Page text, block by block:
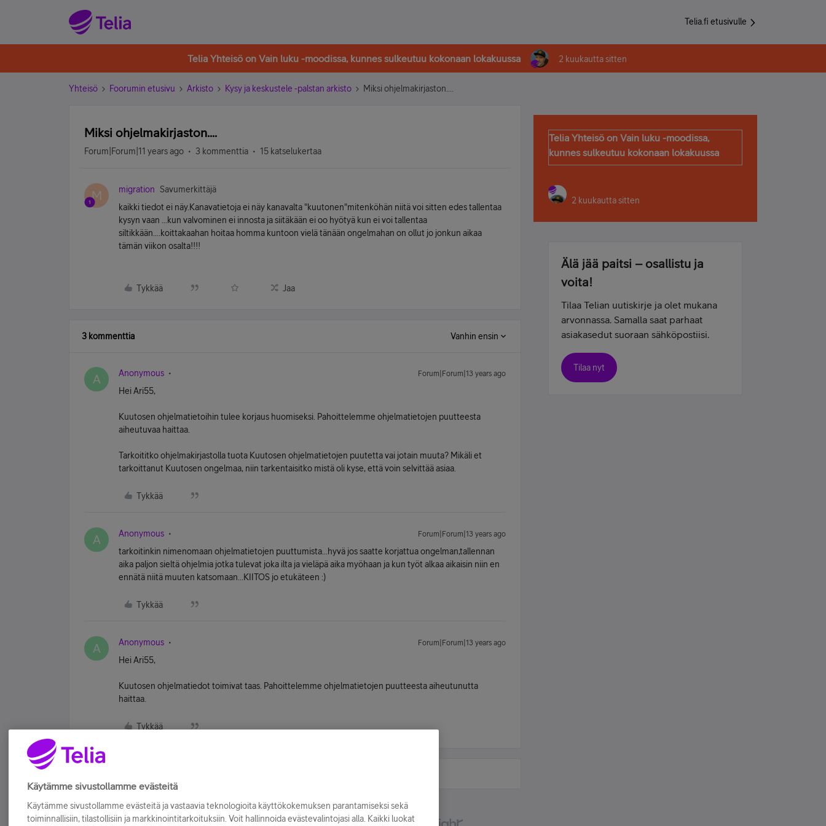
Telia.fi etusivulle
Telia Yhteisö on Vain luku -moodissa, kunnes sulkeutuu kokonaan lokakuussa 2 kuukautta sitten
Yhteisö Foorumin etusivu Arkisto Kysy ja keskustele -palstan arkisto Miksi ohjelmakirjaston....
Miksi ohjelmakirjaston....
Forum|Forum|11 years ago 3 kommenttia 15 katselukertaa
M migration
Savumerkittäjä
kaikki tiedot ei näy.Kanavatietoja ei näy kanavalta "kuutonen"mitenköhän niitä voi sitten edes tallentaa
kysyn vaan ...kun valvominen ei innosta ja siitäkään ei oo hyötyä kun ei voi tallentaa
siltikkään....koittakaahan hoitaa homma kuntoon vielä tänään ongelmahan on ollut jo jonkun aikaa
tämän viikon osalta!!!!
Tykkää Jaa
3 kommenttia Vanhin ensin
A Anonymous Forum|Forum|13 years ago
Hei Ari55,
Kuutosen ohjelmatietoihin tulee korjaus huomiseksi. Pahoittelemme ohjelmatietojen puutteesta
aiheutuvaa haittaa.
Tarkoititko ohjelmakirjastolla tuota Kuutosen ohjelmatietojen puutetta vai jotain muuta? Mikäli et
tarkoittanut Kuutosen ongelmaa, niin tarkentaisitko mistä oli kyse, että voin selvittää asiaa.
Tykkää
A Anonymous Forum|Forum|13 years ago
tarkoitinkin nimenomaan ohjelmatietojen puuttumista...hyvä jos saatte korjattua ongelman,tallennan
aika paljon sieltä ohjelmia jotka tulevat joka ilta ja vieläpä aika myöhaan ja kun työt alkaa aikaisin niin en
ennätä niitä muuten katsomaan...KIITOS jo etukäteen :)
Tykkää
A Anonymous Forum|Forum|13 years ago
Hei Ari55,
Kuutosen ohjelmatiedot toimivat taas. Pahoittelemme ohjelmatietojen puutteesta aiheutunutta
haittaa.
Tykkää
Telia Yhteisö on Vain luku -moodissa,
kunnes sulkeutuu kokonaan lokakuussa
2 kuukautta sitten
Älä jää paitsi – osallistu ja
voita!
Tilaa Telian uutiskirje ja olet mukana
arvonnassa. Samalla saat parhaat
asiakasedut suoraan sähköpostiisi.
Tilaa nyt
Käytämme sivustollamme evästeitä
Käytämme sivustollamme evästeitä ja vastaavia teknologioita käyttökokemuksen parantamiseksi sekä
toiminnallisiin, tilastollisiin ja markkinointitarkoituksiin. Voit hallinnoida evästevalintojasi alla. Kaikki luokat